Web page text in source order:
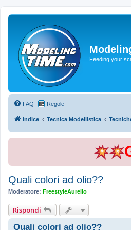
Feeding your
FAQ Regole
Indice Tecnica Modellistica
Quali colori ad olio??
Moderatore: FreestyleAurelio
Rispondi
Quali colori ad olio??